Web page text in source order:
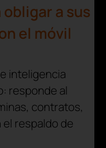
a sus
el móvil
inteligencia
responde al
contratos,
respaldo de